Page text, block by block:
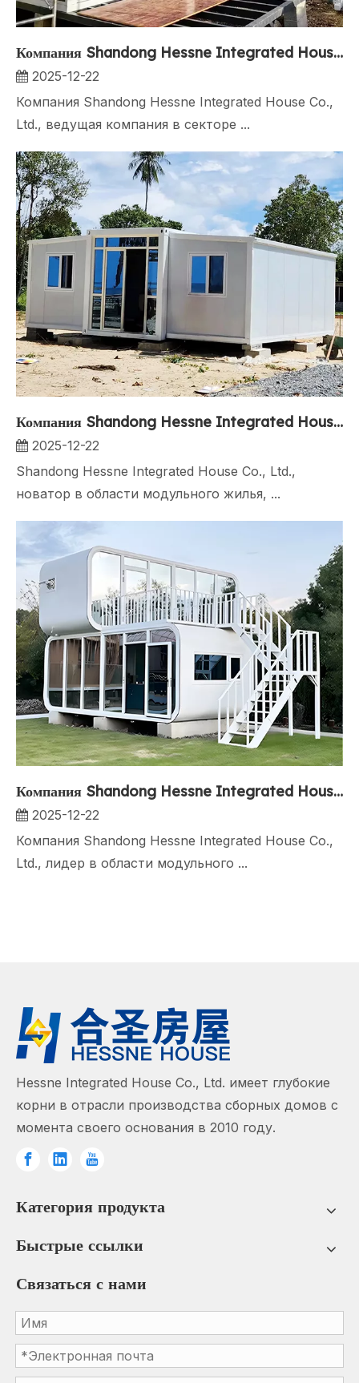
Компания Shandong Hessne Integrated House Co., Ltd. запускает инновационные двухстворчатые пристройки для максимальной универсальности
2025-12-22
Компания Shandong Hessne Integrated House Co.,
Ltd., ведущая компания в секторе ...
Компания Shandong Hessne Integrated House Co., Ltd. представляет новейшие контейнерные дома для устойчивого образа жизни
2025-12-22
Shandong Hessne Integrated House Co., Ltd.,
новатор в области модульного жилья, ...
Компания Shandong Hessne Integrated House Co., Ltd. представляет инновационные «яблочные домики»
2025-12-22
Компания Shandong Hessne Integrated House Co.,
Ltd., лидер в области модульного ...
Hessne Integrated House Co., Ltd. имеет глубокие
корни в отрасли производства сборных домов с
момента своего основания в 2010 году.
Категория продукта
Быстрые ссылки
Связаться с нами